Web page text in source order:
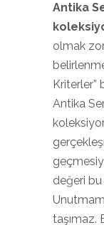
Antika
olmak
Kriterler”
Antika
değeri
taşımaz.